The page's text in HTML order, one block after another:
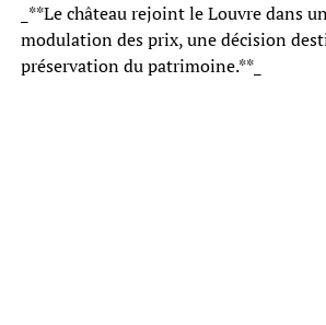
_**Le château rejoint le Louvre dans
modulation des prix, une décision
préservation du patrimoine.**_